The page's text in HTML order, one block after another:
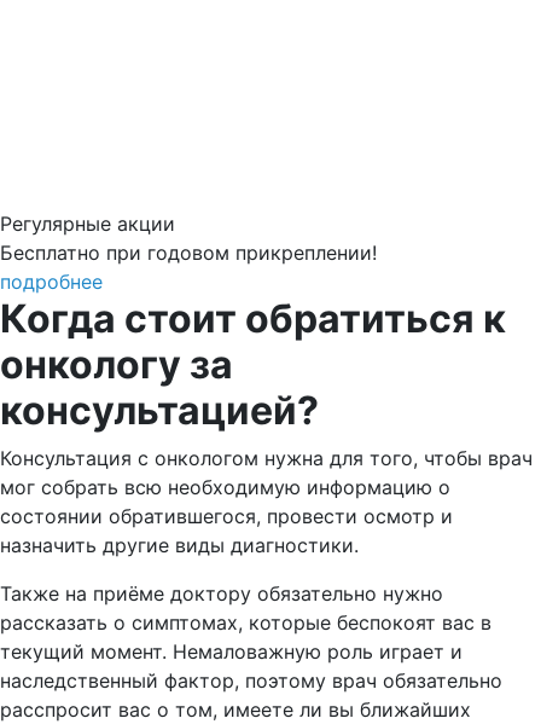
Регулярные акции
Бесплатно при годовом прикреплении!
подробнее
Когда стоит обратиться к
онкологу за
консультацией?
Консультация с онкологом нужна для того, чтобы врач
мог собрать всю необходимую информацию о
состоянии обратившегося, провести осмотр и
назначить другие виды диагностики.
Также на приёме доктору обязательно нужно
рассказать о симптомах, которые беспокоят вас в
текущий момент. Немаловажную роль играет и
наследственный фактор, поэтому врач обязательно
расспросит вас о том, имеете ли вы ближайших